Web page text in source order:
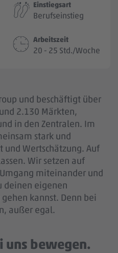
Einstiegsart
Berufseinstieg
Arbeitszeit
20 - 25 Std./Woche
und beschäftigt über
2.130 Märkten,
in den Zentralen. Im
stark und
und Wertschätzung. Auf
Wir setzen auf
miteinander und
deinen eigenen
kannst. Denn bei
außer egal.
uns bewegen.